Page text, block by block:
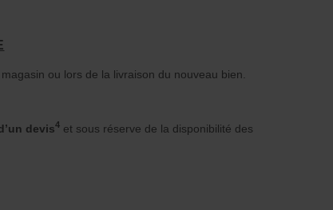
ou lors de la livraison du nouveau bien.
devis4 et sous réserve de la disponibilité des